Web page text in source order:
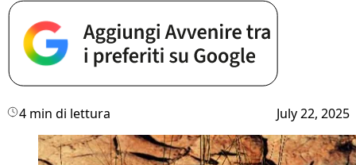
4 min di lettura July 22, 2025